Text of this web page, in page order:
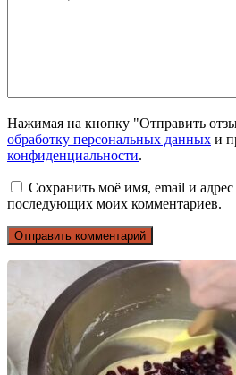
Нажимая на кнопку "Отправить
обработку персональных данных и
конфиденциальности.
Сохранить моё имя, email и адрес
последующих моих комментариев.